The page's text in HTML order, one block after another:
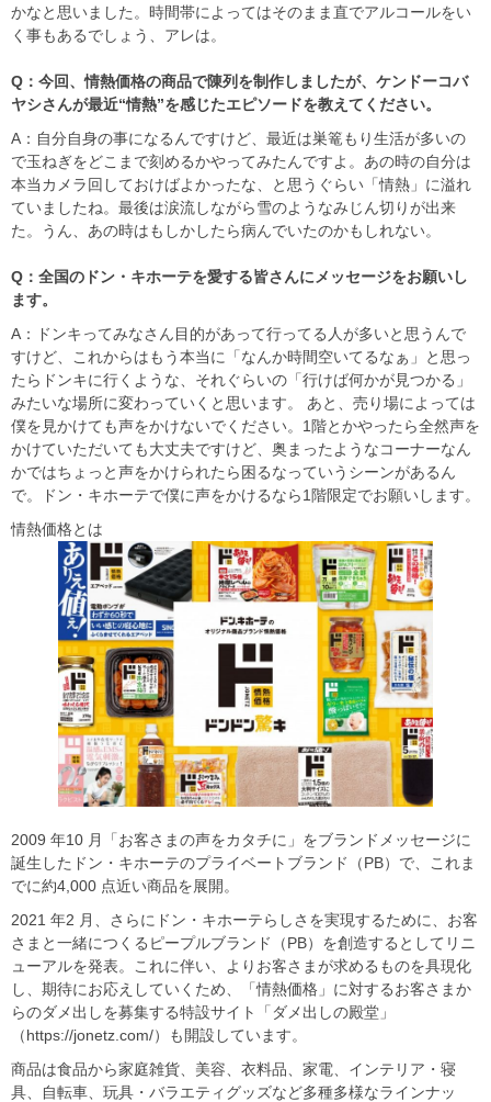
かなと思いました。時間帯によってはそのまま直でアルコールをい
く事もあるでしょう、アレは。
Q：今回、情熱価格の商品で陳列を制作しましたが、ケンドーコバ
ヤシさんが最近“情熱”を感じたエピソードを教えてください。
A：自分自身の事になるんですけど、最近は巣篭もり生活が多いの
で玉ねぎをどこまで刻めるかやってみたんですよ。あの時の自分は
本当カメラ回しておけばよかったな、と思うぐらい「情熱」に溢れ
ていましたね。最後は涙流しながら雪のようなみじん切りが出来
た。うん、あの時はもしかしたら病んでいたのかもしれない。
Q：全国のドン・キホーテを愛する皆さんにメッセージをお願いし
ます。
A：ドンキってみなさん目的があって行ってる人が多いと思うんで
すけど、これからはもう本当に「なんか時間空いてるなぁ」と思っ
たらドンキに行くような、それぐらいの「行けば何かが見つかる」
みたいな場所に変わっていくと思います。 あと、売り場によっては
僕を見かけても声をかけないでください。1階とかやったら全然声を
かけていただいても大丈夫ですけど、奥まったようなコーナーなん
かではちょっと声をかけられたら困るなっていうシーンがあるん
で。ドン・キホーテで僕に声をかけるなら1階限定でお願いします。
情熱価格とは
2009 年10 月「お客さまの声をカタチに」をブランドメッセージに
誕生したドン・キホーテのプライベートブランド（PB）で、これま
でに約4,000 点近い商品を展開。
2021 年2 月、さらにドン・キホーテらしさを実現するために、お客
さまと一緒につくるピープルブランド（PB）を創造するとしてリニ
ューアルを発表。これに伴い、よりお客さまが求めるものを具現化
し、期待にお応えしていくため、「情熱価格」に対するお客さまか
らのダメ出しを募集する特設サイト「ダメ出しの殿堂」
（https://jonetz.com/）も開設しています。
商品は食品から家庭雑貨、美容、衣料品、家電、インテリア・寝
具、自転車、玩具・バラエティグッズなど多種多様なラインナッ